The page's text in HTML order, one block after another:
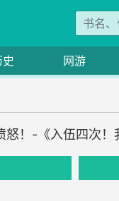
史 网游
怒！-《入伍四次！